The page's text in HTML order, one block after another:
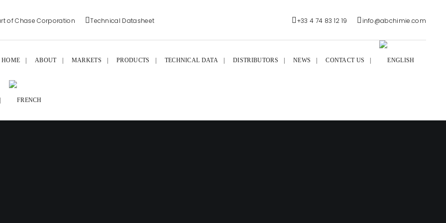
of Chase Corporation Technical Datasheet +33 4 74 83 12 19 info@abchimie.com
HOME ABOUT MARKETS PRODUCTS TECHNICAL DATA DISTRIBUTORS NEWS CONTACT US